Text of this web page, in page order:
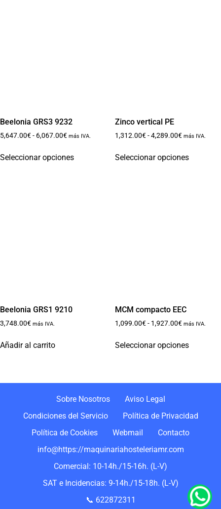
Beelonia GRS3 9232
5,647.00€- 6,067.00€ más IVA.
Seleccionar opciones
Zinco vertical PE
1,312.00€-4,289.00€ más IVA.
Seleccionar opciones
Beelonia GRS1 9210
3,748.00€ más IVA.
Añadir al carrito
MCM compacto EEC
1,099.00€- 1,927.00€ más IVA.
Seleccionar opciones
Sobre Nosotros
Aviso Legal
Condiciones del Servicio
Política de Privacidad
Política de Cookies
Webmail
Contacto
info@https://maquinariahosteleriamr.com
Comercial: 10-14h./15-16h. (L-V)
SAT e Incidencias: 9-14h./15-18h. (L-V)
📞 622872311